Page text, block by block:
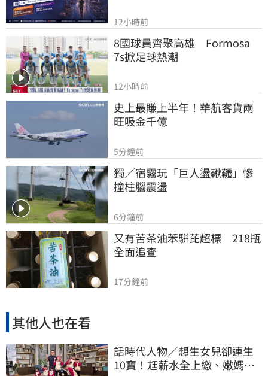
12小時前
8國球員齊聚高雄　Formosa
7s掀足球熱潮
12小時前
史上最賺上半年！華航客貨兩
旺吸金千億
5分鐘前
獨／宿霧玩「巨人盪鞦韆」慘
撞柱腦震盪
6分鐘前
又有苦茶油苯駢芘超標　218瓶
全面追查
17分鐘前
其他人也在看
話時代人物／想生女兒卻連生
10寶！尪薪水全上繳、嫩媽吐